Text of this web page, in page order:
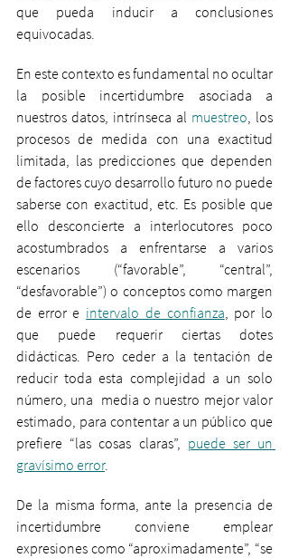
que pueda inducir a conclusiones
equivocadas.
En este contexto es fundamental no ocultar
la posible incertidumbre asociada a
nuestros datos, intrínseca al muestreo, los
procesos de medida con una exactitud
limitada, las predicciones que dependen
de factores cuyo desarrollo futuro no puede
saberse con exactitud, etc. Es posible que
ello desconcierte a interlocutores poco
acostumbrados a enfrentarse a varios
escenarios (“favorable”, “central”,
“desfavorable”) o conceptos como margen
de error e intervalo de confianza, por lo
que puede requerir ciertas dotes
didácticas. Pero ceder a la tentación de
reducir toda esta complejidad a un solo
número, una  media o nuestro mejor valor
estimado, para contentar a un público que
prefiere “las cosas claras”, puede ser un
gravísimo error.
De la misma forma, ante la presencia de
incertidumbre conviene emplear
expresiones como “aproximadamente”, “se